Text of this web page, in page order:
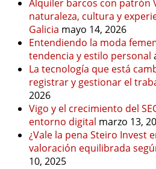
Alquiler barcos con patrón
naturaleza, cultura y
Galicia mayo 14, 2026
Entendiendo la moda
tendencia y estilo personal
La tecnología que está
registrar y gestionar el
2026
Vigo y el crecimiento del
entorno digital marzo 13,
¿Vale la pena Steiro Invest
valoración equilibrada
10, 2025